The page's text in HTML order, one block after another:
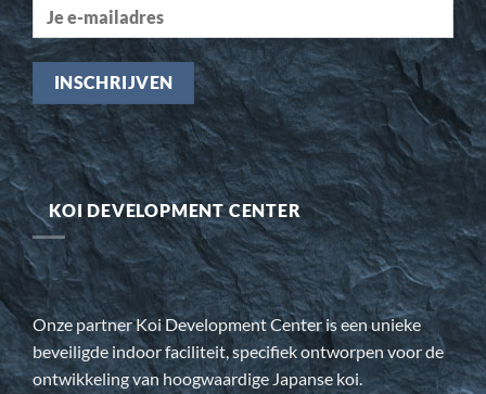
KOI DEVELOPMENT CENTER
Onze partner Koi Development Center is een unieke
beveiligde indoor faciliteit, specifiek ontworpen voor de
ontwikkeling van hoogwaardige Japanse koi.